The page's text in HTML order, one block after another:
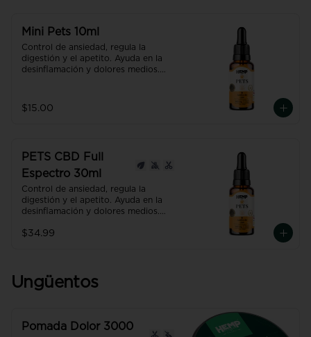
Mini Pets 10ml
Control de ansiedad, regula la
digestión y el apetito. Ayuda en la
desinflamación y dolores medios.
rápido que uno normal.
$15.00
PETS CBD Full
Espectro 30ml
Control de ansiedad, regula la
digestión y el apetito. Ayuda en la
desinflamación y dolores medios.
efecto hasta 7 veces más efectivo y
$34.99
Ungüentos
Pomada Dolor 3000